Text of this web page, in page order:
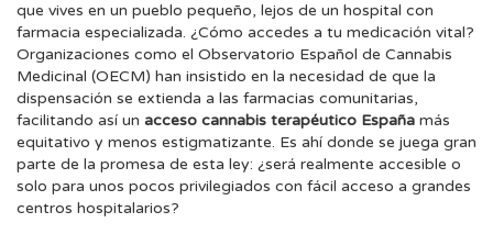
que vives en un pueblo pequeño, lejos de un hospital con
farmacia especializada. ¿Cómo accedes a tu medicación vital?
Organizaciones como el Observatorio Español de Cannabis
Medicinal (OECM) han insistido en la necesidad de que la
dispensación se extienda a las farmacias comunitarias,
facilitando así un acceso cannabis terapéutico España más
equitativo y menos estigmatizante. Es ahí donde se juega gran
parte de la promesa de esta ley: ¿será realmente accesible o
solo para unos pocos privilegiados con fácil acceso a grandes
centros hospitalarios?